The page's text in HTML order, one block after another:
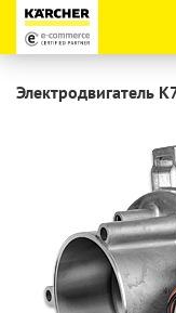
Электродвигатель